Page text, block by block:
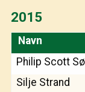
2015
Navn
Philip Scott
Silje Strand